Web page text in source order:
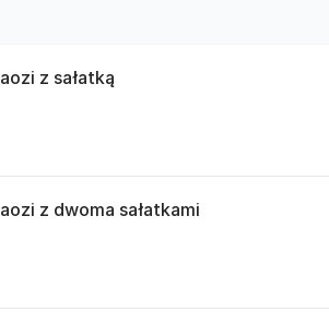
z sałatką
z dwoma sałatkami